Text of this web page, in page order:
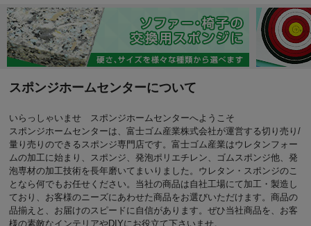
スポンジホームセンターについて
いらっしゃいませ スポンジホームセンターへようこそ
スポンジホームセンターは、富士ゴム産業株式会社が運営する切り売り/
量り売りのできるスポンジ専門店です。富士ゴム産業はウレタンフォー
ムの加工に始まり、スポンジ、発泡ポリエチレン、ゴムスポンジ他、発
泡専材の加工技術を長年磨いてまいりました。ウレタン・スポンジのこ
となら何でもお任せください。当社の商品は自社工場にて加工・製造し
ており、お客様のニーズにあわせた商品をお選びいただけます。商品の
品揃えと、お届けのスピードに自信があります。ぜひ当社商品を、お客
様の素敵なインテリアやDIYにお役立て下さいませ。